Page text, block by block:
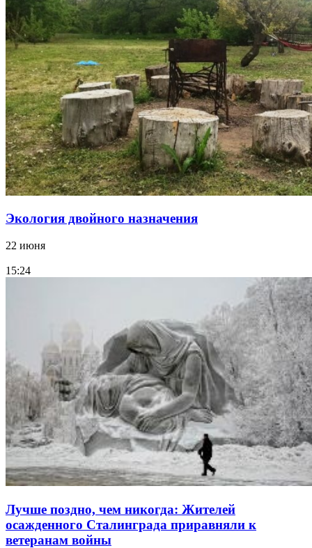
Экология двойного назначения
22 июня
15:24
Лучше поздно, чем никогда: Жителей
осажденного Сталинграда приравняли к
ветеранам войны